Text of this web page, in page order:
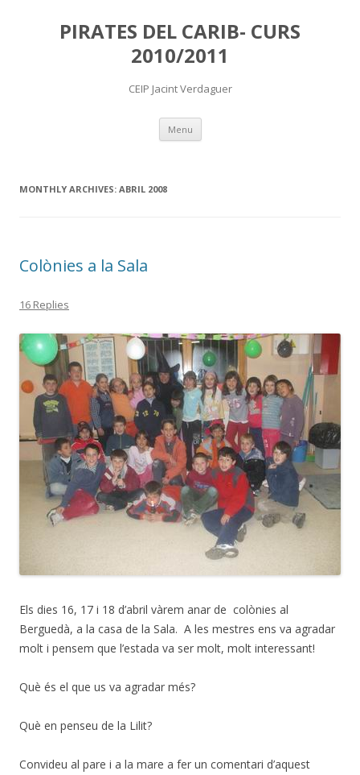
PIRATES DEL CARIB- CURS
2010/2011
CEIP Jacint Verdaguer
Menu Skip
content
MONTHLY ARCHIVES: ABRIL 2008
Colònies a la Sala
16 Replies
Els dies 16, 17 i 18 d’abril vàrem anar de colònies al
Berguedà, a la casa de la Sala. A les mestres ens va agradar
molt i pensem que l’estada va ser molt, molt interessant!
Què és el que us va agradar més?
Què en penseu de la Lilit?
Convideu al pare i a la mare a fer un comentari d’aquest